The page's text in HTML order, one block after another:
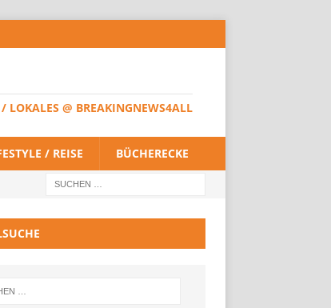
@ BREAKINGNEWS4ALL
/ REISE BÜCHERECKE